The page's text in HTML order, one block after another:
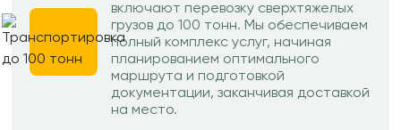
включают перевозку сверхтяжелых
грузов до 100 тонн. Мы обеспечиваем
полный комплекс услуг, начиная
планированием оптимального
маршрута и подготовкой
документации, заканчивая доставкой
на место.